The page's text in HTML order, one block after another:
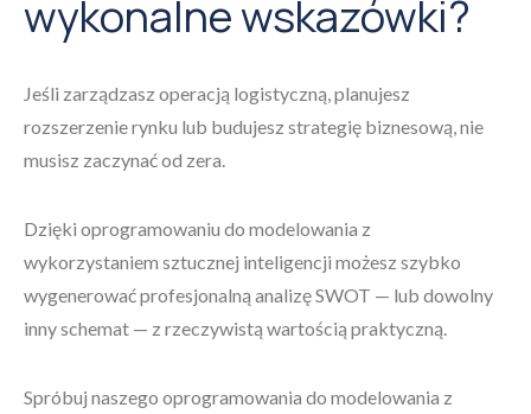
wykonalne wskazówki?
Jeśli zarządzasz operacją logistyczną, planujesz
rozszerzenie rynku lub budujesz strategię biznesową, nie
musisz zaczynać od zera.
Dzięki oprogramowaniu do modelowania z
wykorzystaniem sztucznej inteligencji możesz szybko
wygenerować profesjonalną analizę SWOT — lub dowolny
inny schemat — z rzeczywistą wartością praktyczną.
Spróbuj naszego oprogramowania do modelowania z